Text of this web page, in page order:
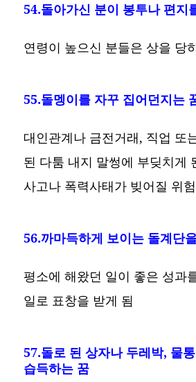
54.돌아가신 분이 봉투나 편지
연령이 높으신 분들은 상을 당
55.돌멩이를 자꾸 집어던지는
대인관계나 금전거래, 직업 또
된 다툼 내지 말썽에 부딪치게
사고나 폭력사태가 빚어질 위
56.까마득하게 보이는 돌계단
평소에 해왔던 일이 좋은 성과
일로 표창을 받게 됨
57.돌로 된 상자나 두레박, 물
습득하는 꿈